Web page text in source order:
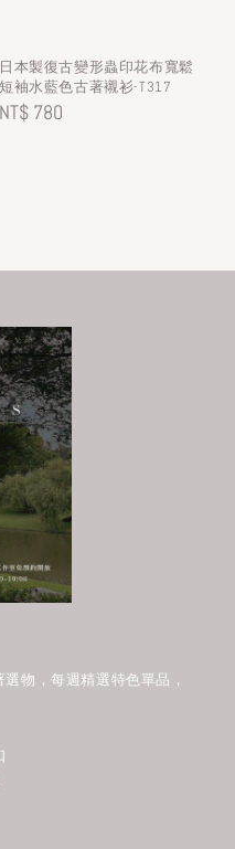
日本製復古變形蟲印花布寬鬆
短袖水藍色古著襯衫-T317
Regular
NT$ 780
物，每週精選特色單品，